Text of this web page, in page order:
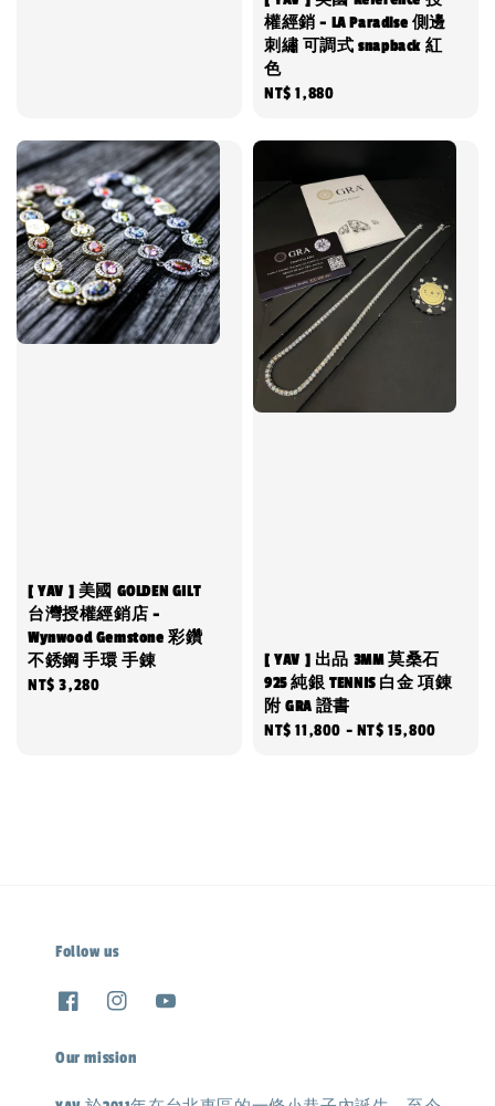
權經銷 - LA Paradise 側邊
刺繡 可調式 snapback 紅
色
Regular
NT$ 1,880
[ YAV ] 美國 GOLDEN GILT
台灣授權經銷店 -
Wynwood Gemstone 彩鑽
不銹鋼 手環 手錬
Regular
NT$ 3,280
[ YAV ] 出品 3MM 莫桑石
925 純銀 TENNIS 白金 項錬
附 GRA 證書
Regular
NT$ 11,800 - NT$ 15,800
Follow us
Our mission